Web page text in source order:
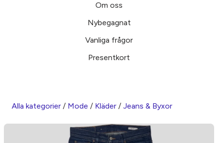
Om oss
Nybegagnat
Vanliga frågor
Presentkort
Alla kategorier / Mode / Kläder / Jeans & Byxor